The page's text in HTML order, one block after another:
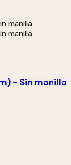
- Sin manilla